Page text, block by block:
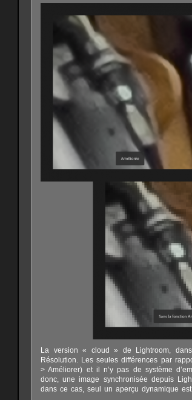
La version « cloud » de Lightroom,
Résolution. Les seules différences par
> Améliorer) et il n’y pas de système
donc, une image synchronisée depuis
dans ce cas, seul un aperçu dynamique